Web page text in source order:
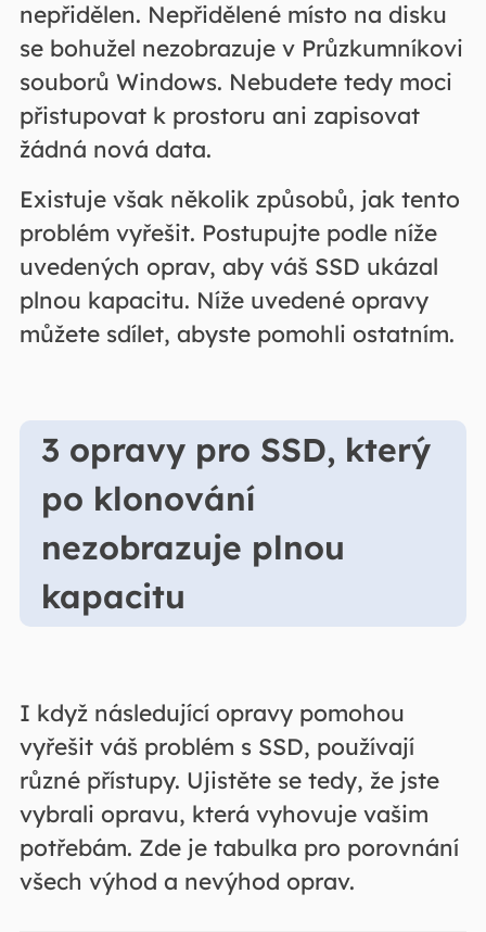
nepřidělen. Nepřidělené místo na disku
se bohužel nezobrazuje v Průzkumníkovi
souborů Windows. Nebudete tedy moci
přistupovat k prostoru ani zapisovat
žádná nová data.
Existuje však několik způsobů, jak tento
problém vyřešit. Postupujte podle níže
uvedených oprav, aby váš SSD ukázal
plnou kapacitu. Níže uvedené opravy
můžete sdílet, abyste pomohli ostatním.
3 opravy pro SSD, který
po klonování
nezobrazuje plnou
kapacitu
I když následující opravy pomohou
vyřešit váš problém s SSD, používají
různé přístupy. Ujistěte se tedy, že jste
vybrali opravu, která vyhovuje vašim
potřebám. Zde je tabulka pro porovnání
všech výhod a nevýhod oprav.